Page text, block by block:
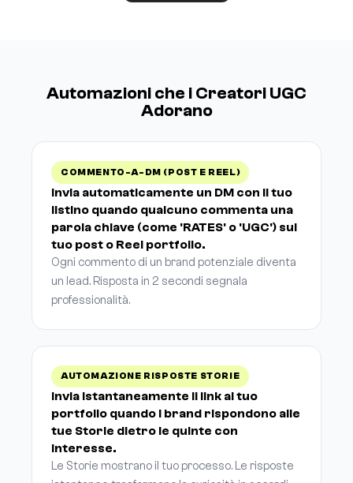
Automazioni che i Creatori UGC
Adorano
COMMENTO-A-DM (POST E REEL)
Invia automaticamente un DM con il tuo
listino quando qualcuno commenta una
parola chiave (come 'RATES' o 'UGC') sul
tuo post o Reel portfolio.
Ogni commento di un brand potenziale diventa
un lead. Risposta in 2 secondi segnala
professionalità.
AUTOMAZIONE RISPOSTE STORIE
Invia istantaneamente il link al tuo
portfolio quando i brand rispondono alle
tue Storie dietro le quinte con
interesse.
Le Storie mostrano il tuo processo. Le risposte